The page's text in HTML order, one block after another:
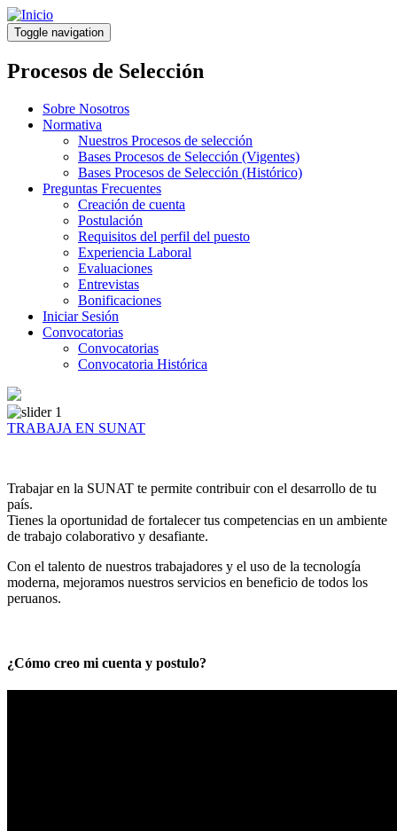
Pasar
al
contenido
principal
Toggle navigation
Procesos de Selección
Sobre Nosotros
Normativa
Nuestros Procesos de selección
Bases Procesos de Selección (Vigentes)
Bases Procesos de Selección (Histórico)
Preguntas Frecuentes
Creación de cuenta
Postulación
Requisitos del perfil del puesto
Experiencia Laboral
Evaluaciones
Entrevistas
Bonificaciones
Iniciar Sesión
Convocatorias
Convocatorias
Convocatoria Histórica
TRABAJA EN SUNAT
Trabajar en la SUNAT te permite contribuir con el desarrollo de tu
país.
Tienes la oportunidad de fortalecer tus competencias en un ambiente
de trabajo colaborativo y desafiante.
Con el talento de nuestros trabajadores y el uso de la tecnología
moderna, mejoramos nuestros servicios en beneficio de todos los
peruanos.
¿Cómo creo mi cuenta y postulo?